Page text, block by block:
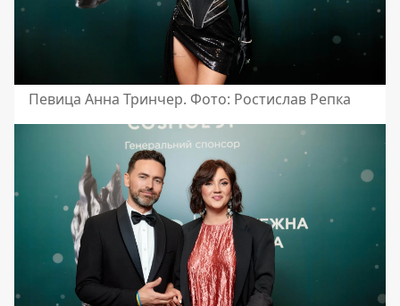
Певица Анна Тринчер. Фото: Ростислав Репка